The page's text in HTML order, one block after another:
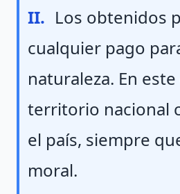
Fraccion II
II. Los obtenidos
cualquier pago
naturaleza. En
territorio nacional
el país, siempre
moral.